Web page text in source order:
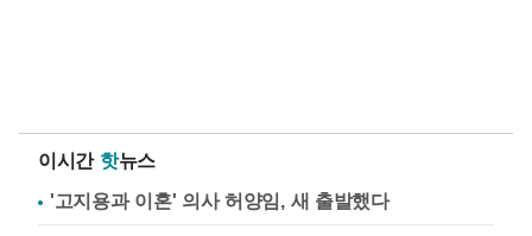
이시간 핫뉴스
'고지용과 이혼' 의사 허양임, 새 출발했다